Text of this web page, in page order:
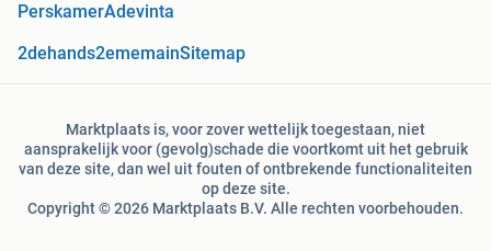
PerskamerAdevinta
2dehands2ememainSitemap
Marktplaats is, voor zover wettelijk toegestaan, niet
aansprakelijk voor (gevolg)schade die voortkomt uit het gebruik
van deze site, dan wel uit fouten of ontbrekende functionaliteiten
op deze site.
Copyright © 2026 Marktplaats B.V. Alle rechten voorbehouden.